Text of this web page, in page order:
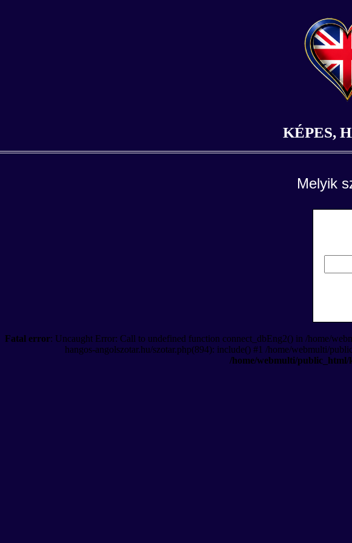
KÉPES,
Melyik
Fatal error: Uncaught Error: Call to undefined function connect_dbEng2() in /home/
hangos-angolszotar.hu/szotar.php(894): include() #1 /home/webmulti/
/home/webmulti/public_html/